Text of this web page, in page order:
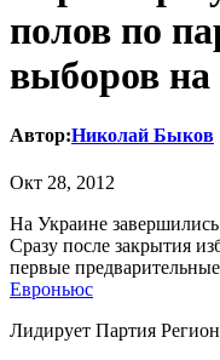
полов по
выборов
Автор:Николай Быков
Окт 28, 2012
На Украине
Сразу после закрытия
первые
Евроньюс
Лидирует Партия